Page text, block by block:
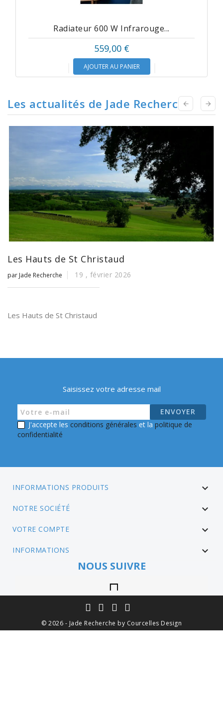
Radiateur 600 W Infrarouge...
559,00 €
AJOUTER AU PANIER
Les actualités de Jade Recherche
Les Hauts de St Christaud
par Jade Recherche 19 , février 2026
Les Hauts de St Christaud
 
Saisissez votre adresse mail
J'accepte les conditions générales et la politique de
confidentialité
INFORMATIONS PRODUITS 
NOTRE SOCIÉTÉ 
VOTRE COMPTE 
INFORMATIONS 
NOUS SUIVRE
Instagram
© 2026 - Jade Recherche by Courcelles Design